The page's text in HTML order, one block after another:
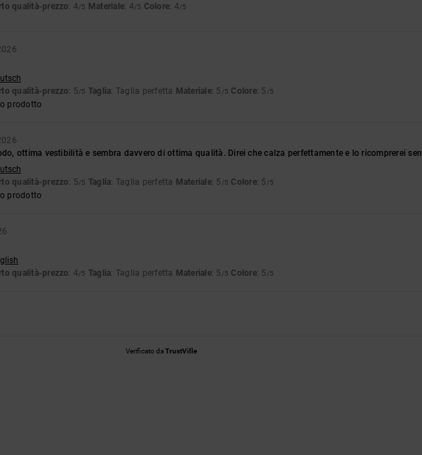
qualità-prezzo: 4/5 Materiale: 4/5 Colore: 4/5
qualità-prezzo: 5/5 Taglia: Taglia perfetta Materiale: 5 /5 Colore: 5 /5
prodotto
ottima vestibilità e sembra davvero di ottima qualità. Direi che calza perfettamente e lo ricomprerei
qualità-prezzo: 5/5 Taglia: Taglia perfetta Materiale: 5 /5 Colore: 5 /5
prodotto
qualità-prezzo: 4/5 Taglia: Taglia perfetta Materiale: 5 /5 Colore: 5 /5
Verificato daTrustVille